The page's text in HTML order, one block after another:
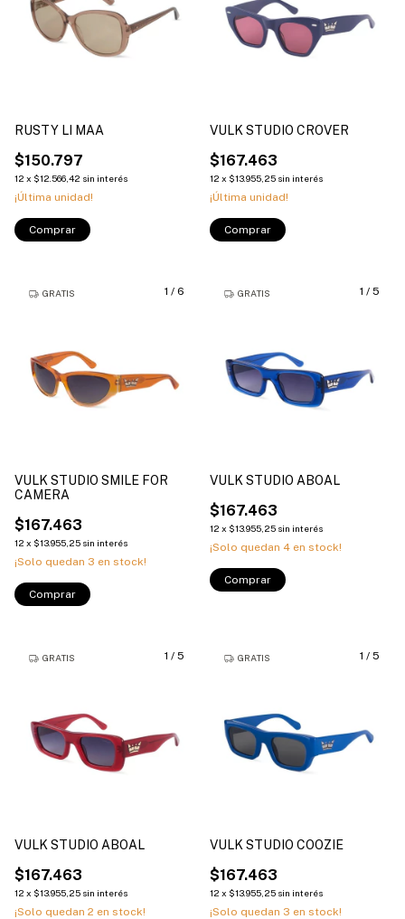
RUSTY LI MAA
$150.797
12 x $12.566,42 sin interés
¡Última unidad!
Comprar
VULK STUDIO CROVER
$167.463
12 x $13.955,25 sin interés
¡Última unidad!
Comprar
1 / 6
GRATIS
VULK STUDIO SMILE FOR
CAMERA
$167.463
12 x $13.955,25 sin interés
¡Solo quedan 3 en stock!
Comprar
1 / 5
GRATIS
VULK STUDIO ABOAL
$167.463
12 x $13.955,25 sin interés
¡Solo quedan 4 en stock!
Comprar
1 / 5
GRATIS
VULK STUDIO ABOAL
$167.463
12 x $13.955,25 sin interés
¡Solo quedan 2 en stock!
1 / 5
GRATIS
VULK STUDIO COOZIE
$167.463
12 x $13.955,25 sin interés
¡Solo quedan 3 en stock!